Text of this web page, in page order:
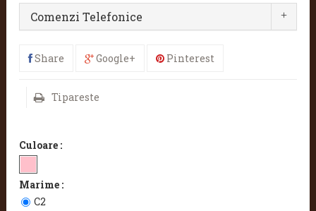
Comenzi Telefonice
Share Google+ Pinterest
Tipareste
Culoare :
Marime :
C2